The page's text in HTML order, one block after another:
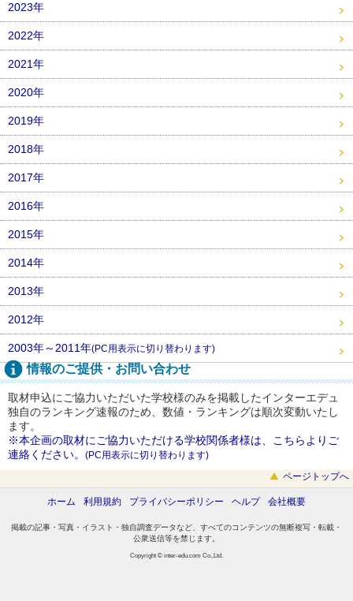
2023年
2022年
2021年
2020年
2019年
2018年
2017年
2016年
2015年
2014年
2013年
2012年
2003年～2011年(PC用表示に切り替わります)
情報のご提供・お問い合わせ
取材申込にご協力いただいた学校様のみを掲載したインターエデュ
独自のランキング速報のため、数値・ランキングは順次変動いたし
ます。
※本企画の取材にご協力いただける学校関係者様は、こちらよりご
連絡ください。 (PC用表示に切り替わります)
ページトップへ
ホーム 利用規約 プライバシーポリシー ヘルプ 会社概要
掲載の記事・写真・イラスト・独自調査データなど、すべてのコンテンツの無断複写・転載・
公衆送信等を禁じます。
Copyright © inter-edu.com Co.,Ltd.